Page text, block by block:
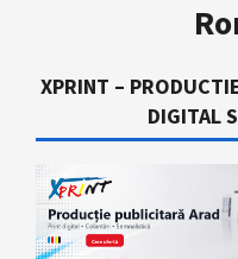
XPRINT –
DIGITAL